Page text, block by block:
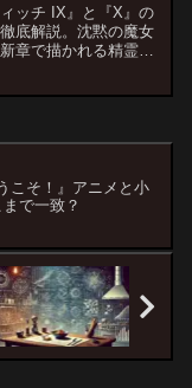
ィッチ IX』と『X』の
底解説。沈黙の魔女
章で描かれる精霊と
こそ！』アニメと小
で一致？